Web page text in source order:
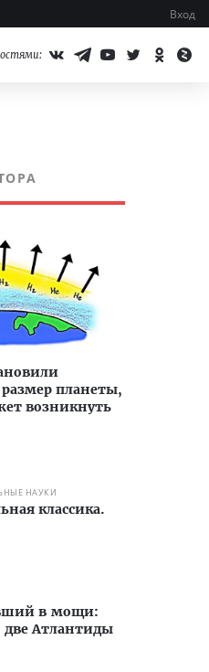
Вход
планеты,
возникнуть
НАУКИ
классика.
в мощи:
две Атлантиды